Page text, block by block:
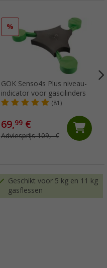
%
GOK Senso4s Plus niveau-
indicator voor gascilinders
(81)
69,99€
Adviesprijs 109,- €
Geschikt voor 5 kg en 11 kg
gasflessen